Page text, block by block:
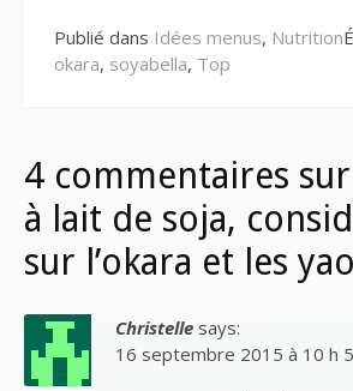
Publié dans Idées menus, Nutrition
okara, soyabella, Top
4 commentaires
à lait de soja,
sur l’okara et les
Christelle says:
16 septembre 2015 à 10 h